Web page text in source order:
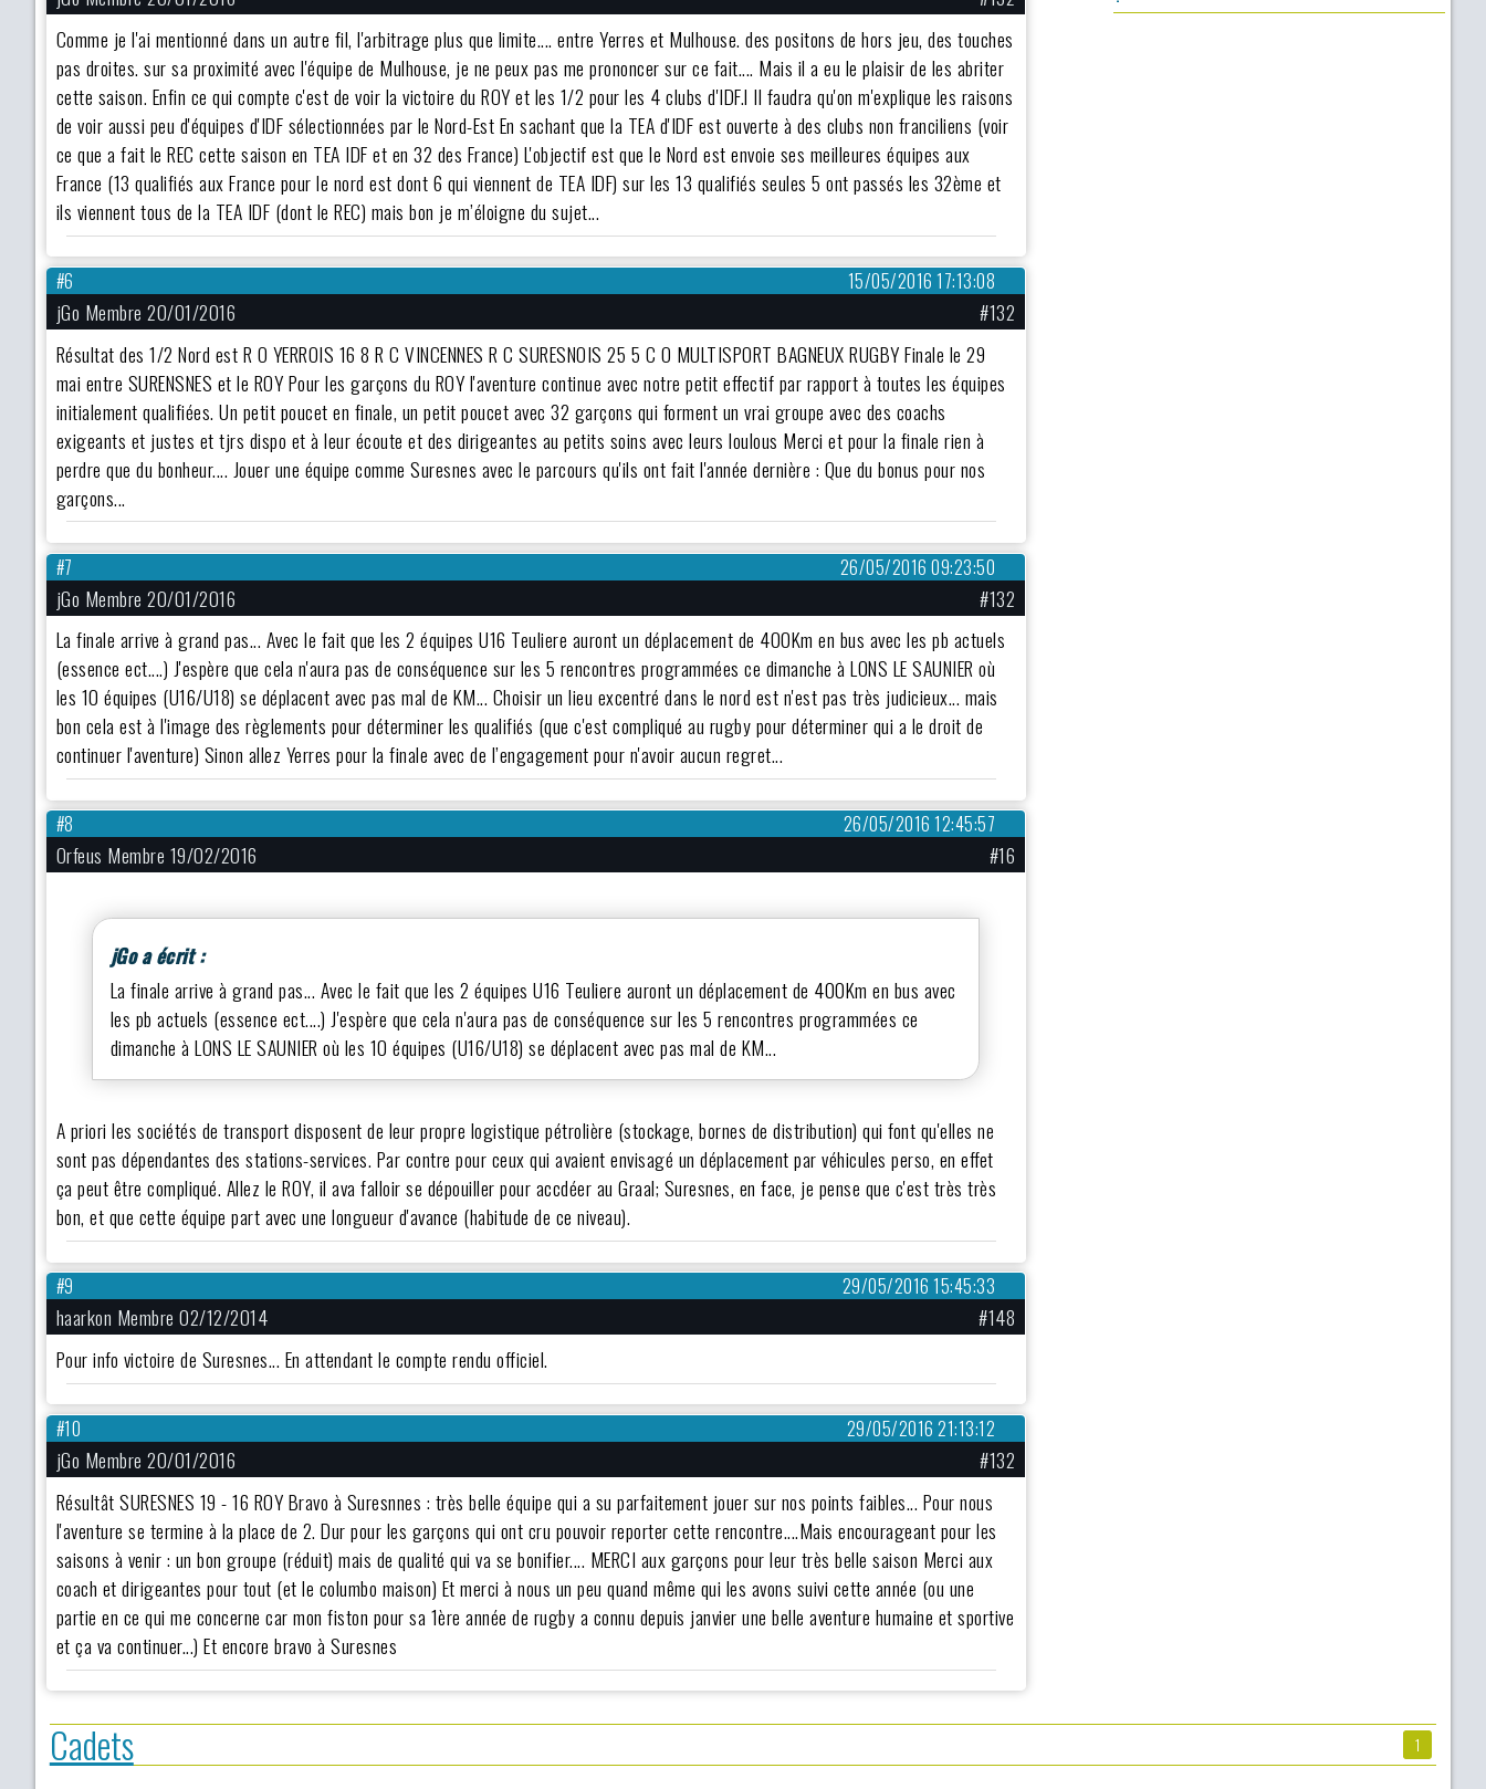
Comme je l'ai mentionné dans un autre fil, l'arbitrage plus que limite.... entre Yerres et Mulhouse. des positons de hors jeu, des touches
pas droites. sur sa proximité avec l'équipe de Mulhouse, je ne peux pas me prononcer sur ce fait.... Mais il a eu le plaisir de les abriter
cette saison. Enfin ce qui compte c'est de voir la victoire du ROY et les 1/2 pour les 4 clubs d'IDF.l Il faudra qu'on m'explique les raisons
de voir aussi peu d'équipes d'IDF sélectionnées par le Nord-Est En sachant que la TEA d'IDF est ouverte à des clubs non franciliens (voir
ce que a fait le REC cette saison en TEA IDF et en 32 des France) L'objectif est que le Nord est envoie ses meilleures équipes aux
France (13 qualifiés aux France pour le nord est dont 6 qui viennent de TEA IDF) sur les 13 qualifiés seules 5 ont passés les 32ème et
ils viennent tous de la TEA IDF (dont le REC) mais bon je m’éloigne du sujet...
15/05/2016 17:13:08
#6
jGo Membre 20/01/2016
#132
Résultat des 1/2 Nord est R O YERROIS 16 8 R C VINCENNES R C SURESNOIS 25 5 C O MULTISPORT BAGNEUX RUGBY Finale le 29
mai entre SURENSNES et le ROY Pour les garçons du ROY l'aventure continue avec notre petit effectif par rapport à toutes les équipes
initialement qualifiées. Un petit poucet en finale, un petit poucet avec 32 garçons qui forment un vrai groupe avec des coachs
exigeants et justes et tjrs dispo et à leur écoute et des dirigeantes au petits soins avec leurs loulous Merci et pour la finale rien à
perdre que du bonheur.... Jouer une équipe comme Suresnes avec le parcours qu'ils ont fait l'année dernière : Que du bonus pour nos
garçons...
26/05/2016 09:23:50
#7
jGo Membre 20/01/2016
#132
La finale arrive à grand pas... Avec le fait que les 2 équipes U16 Teuliere auront un déplacement de 400Km en bus avec les pb actuels
(essence ect....) J'espère que cela n'aura pas de conséquence sur les 5 rencontres programmées ce dimanche à LONS LE SAUNIER où
les 10 équipes (U16/U18) se déplacent avec pas mal de KM... Choisir un lieu excentré dans le nord est n'est pas très judicieux... mais
bon cela est à l'image des règlements pour déterminer les qualifiés (que c'est compliqué au rugby pour déterminer qui a le droit de
continuer l'aventure) Sinon allez Yerres pour la finale avec de l’engagement pour n'avoir aucun regret...
26/05/2016 12:45:57
#8
Orfeus Membre 19/02/2016 #16
jGo a écrit :
La finale arrive à grand pas... Avec le fait que les 2 équipes U16 Teuliere auront un déplacement de 400Km en bus avec
les pb actuels (essence ect....) J'espère que cela n'aura pas de conséquence sur les 5 rencontres programmées ce
dimanche à LONS LE SAUNIER où les 10 équipes (U16/U18) se déplacent avec pas mal de KM...
A priori les sociétés de transport disposent de leur propre logistique pétrolière (stockage, bornes de distribution) qui font qu'elles ne
sont pas dépendantes des stations-services. Par contre pour ceux qui avaient envisagé un déplacement par véhicules perso, en effet
ça peut être compliqué. Allez le ROY, il ava falloir se dépouiller pour accdéer au Graal; Suresnes, en face, je pense que c'est très très
bon, et que cette équipe part avec une longueur d'avance (habitude de ce niveau).
29/05/2016 15:45:33
#9
haarkon Membre 02/12/2014
#148
Pour info victoire de Suresnes... En attendant le compte rendu officiel.
29/05/2016 21:13:12
#10
jGo Membre 20/01/2016
#132
Résultât SURESNES 19 - 16 ROY Bravo à Suresnnes : très belle équipe qui a su parfaitement jouer sur nos points faibles... Pour nous
l'aventure se termine à la place de 2. Dur pour les garçons qui ont cru pouvoir reporter cette rencontre....Mais encourageant pour les
saisons à venir : un bon groupe (réduit) mais de qualité qui va se bonifier.... MERCI aux garçons pour leur très belle saison Merci aux
coach et dirigeantes pour tout (et le columbo maison) Et merci à nous un peu quand même qui les avons suivi cette année (ou une
partie en ce qui me concerne car mon fiston pour sa 1ère année de rugby a connu depuis janvier une belle aventure humaine et sportive
et ça va continuer...) Et encore bravo à Suresnes
Cadets 1